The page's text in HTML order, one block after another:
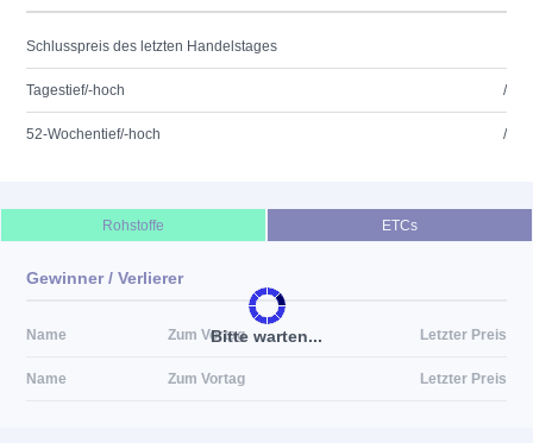
Schlusspreis des letzten Handelstages
Tagestief/-hoch /
52-Wochentief/-hoch /
Bitte warten...
Rohstoffe ETCs
Gewinner / Verlierer
Name Zum Vortag Letzter Preis
Name Zum Vortag Letzter Preis